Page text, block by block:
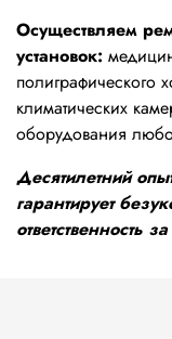
Осуществляем
установок:
полиграфического
климатических
оборудования
Десятилетний
гарантирует
ответственность